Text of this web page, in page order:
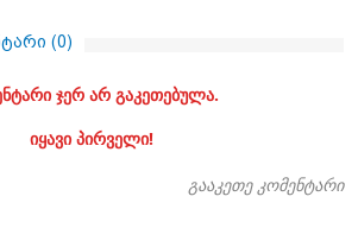
(0)
ჯერ არ გაკეთებულა.
იყავი პირველი!
გააკეთე კომენტარი